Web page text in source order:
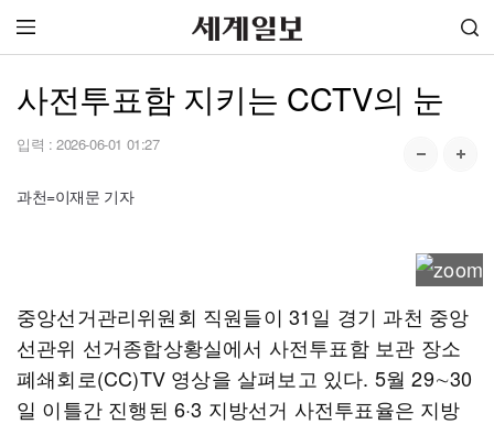
사전투표함 지키는 CCTV의 눈
입력 : 2026-06-01 01:27
과천=이재문 기자
중앙선거관리위원회 직원들이 31일 경기 과천 중앙
선관위 선거종합상황실에서 사전투표함 보관 장소
폐쇄회로(CC)TV 영상을 살펴보고 있다. 5월 29∼30
일 이틀간 진행된 6·3 지방선거 사전투표율은 지방